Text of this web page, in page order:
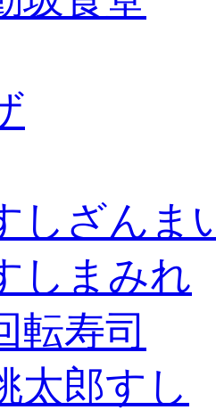
しざんま
しまみれ
転寿司
太郎すし